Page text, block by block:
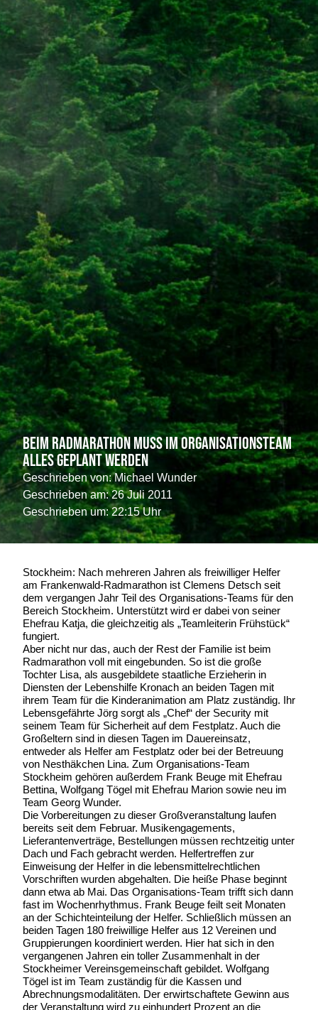
Beim Radmarathon muss im Organisationsteam
alles geplant werden
Geschrieben von:Michael Wunder
Geschrieben am: 26 Juli 2011
Geschrieben um: 22:15 Uhr
Stockheim: Nach mehreren Jahren als freiwilliger Helfer
am Frankenwald-Radmarathon ist Clemens Detsch seit
dem vergangen Jahr Teil des Organisations-Teams für den
Bereich Stockheim. Unterstützt wird er dabei von seiner
Ehefrau Katja, die gleichzeitig als „Teamleiterin Frühstück“
fungiert.
Aber nicht nur das, auch der Rest der Familie ist beim
Radmarathon voll mit eingebunden. So ist die große
Tochter Lisa, als ausgebildete staatliche Erzieherin in
Diensten der Lebenshilfe Kronach an beiden Tagen mit
ihrem Team für die Kinderanimation am Platz zuständig. Ihr
Lebensgefährte Jörg sorgt als „Chef“ der Security mit
seinem Team für Sicherheit auf dem Festplatz. Auch die
Großeltern sind in diesen Tagen im Dauereinsatz,
entweder als Helfer am Festplatz oder bei der Betreuung
von Nesthäkchen Lina. Zum Organisations-Team
Stockheim gehören außerdem Frank Beuge mit Ehefrau
Bettina, Wolfgang Tögel mit Ehefrau Marion sowie neu im
Team Georg Wunder.
Die Vorbereitungen zu dieser Großveranstaltung laufen
bereits seit dem Februar. Musikengagements,
Lieferantenverträge, Bestellungen müssen rechtzeitig unter
Dach und Fach gebracht werden. Helfertreffen zur
Einweisung der Helfer in die lebensmittelrechtlichen
Vorschriften wurden abgehalten. Die heiße Phase beginnt
dann etwa ab Mai. Das Organisations-Team trifft sich dann
fast im Wochenrhythmus. Frank Beuge feilt seit Monaten
an der Schichteinteilung der Helfer. Schließlich müssen an
beiden Tagen 180 freiwillige Helfer aus 12 Vereinen und
Gruppierungen koordiniert werden. Hier hat sich in den
vergangenen Jahren ein toller Zusammenhalt in der
Stockheimer Vereinsgemeinschaft gebildet. Wolfgang
Tögel ist im Team zuständig für die Kassen und
Abrechnungsmodalitäten. Der erwirtschaftete Gewinn aus
der Veranstaltung wird zu einhundert Prozent an die